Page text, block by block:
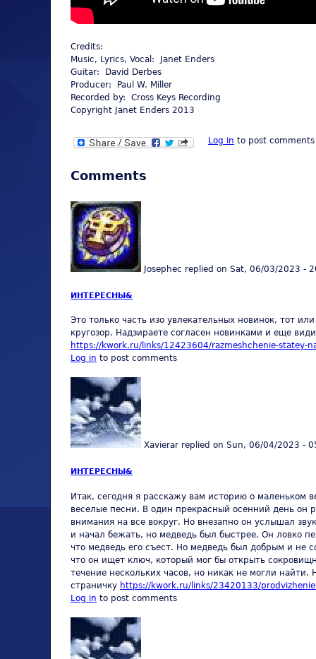
Credits:
Music, Lyrics, Vocal: Janet Enders
Guitar: David Derbes
Producer: Paul W. Miller
Recorded by: Cross Keys Recording
Copyright Janet Enders 2013
Log in to post comments
Comments
Josephec replied on Sat, 06/03/2023 -
ИНТЕРЕСНЫ&
Это только часть изо увлекательных новинок, тот
кругозор. Надзираете согласен новинками и еще
https://kwork.ru/links/12423604/razmeshchenie-statey-
Log in to post comments
Xavierar replied on Sun, 06/04/2023 -
ИНТЕРЕСНЫ&
Итак, сегодня я расскажу вам историю о маленьком
веселые песни. В один прекрасный осенний день он
внимания на все вокруг. Но внезапно он услышал
и начал бежать, но медведь был быстрее. Он ловко
что медведь его съест. Но медведь был добрым и не
что он ищет ключ, который мог бы открыть
течение нескольких часов, но никак не могли
страничку https://kwork.ru/links/23420133/
Log in to post comments